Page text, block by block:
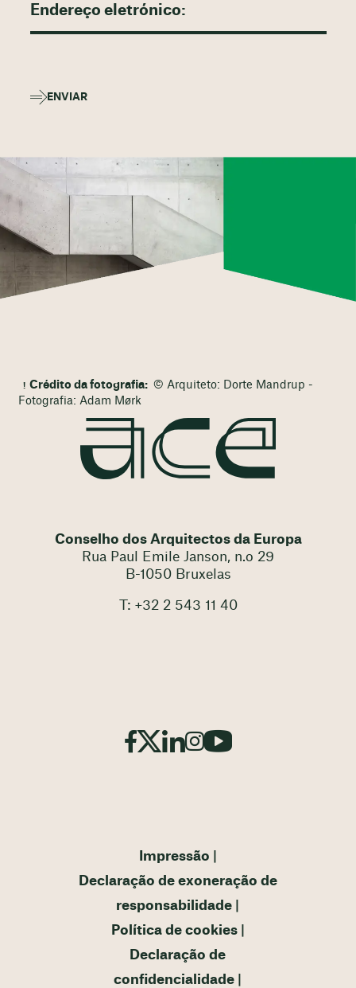
ENVIAR
Crédito da fotografia: © Arquiteto: Dorte Mandrup -
Fotografia: Adam Mørk
Conselho dos Arquitectos da Europa
Rua Paul Emile Janson, n.o 29
B-1050 Bruxelas
T: +32 2 543 11 40
Impressão
Declaração de exoneração de
responsabilidade
Política de cookies
Declaração de
confidencialidade